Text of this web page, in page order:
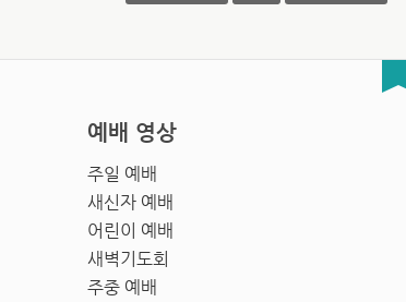
예배 영상
주일 예배
새신자 예배
어린이 예배
새벽기도회
주중 예배